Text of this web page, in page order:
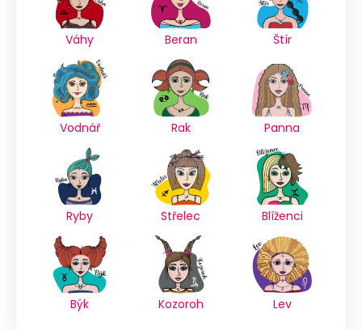
Váhy Beran Štír
Vodnář Rak Panna
Ryby Střelec Blíženci
Býk Kozoroh Lev